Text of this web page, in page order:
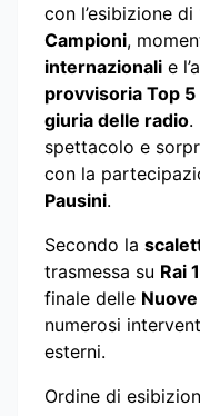
con l’esibizione
Campioni,
internazionali e
provvisoria Top 5
giuria delle radio.
spettacolo e
con la
Pausini.
Secondo la
trasmessa su Rai 1
finale delle
numerosi
esterni.
Ordine di